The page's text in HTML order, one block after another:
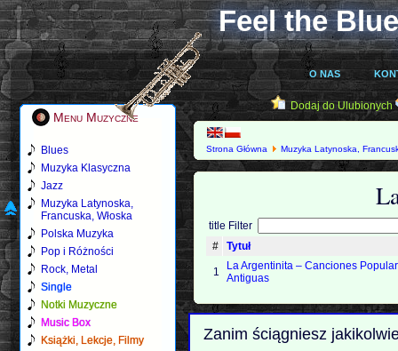
Feel the
O NAS
Menu Muzyczne
Blues
Muzyka Klasyczna
Jazz
Muzyka Latynoska,
Francuska, Włoska
Polska Muzyka
Pop i Różności
Rock, Metal
Single
Notki Muzyczne
Music Box
Książki, Lekcje, Filmy
Dodaj do Ulubionych
Strona Główna Muzyka Latynoska,
title Filter
#
Tytuł
1
La Argentinita – Canciones
Antiguas
Zanim ściągniesz